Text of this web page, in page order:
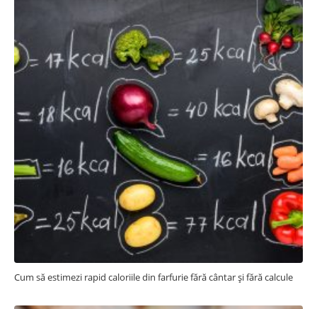
Cum să estimezi rapid caloriile din farfurie fără cântar și fără calcule